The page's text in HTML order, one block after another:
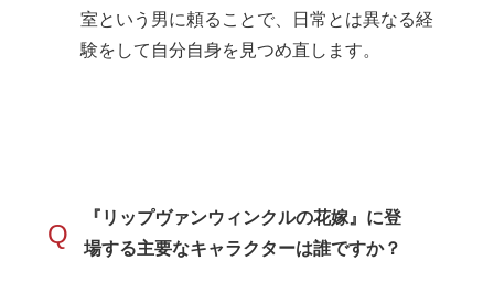
室という男に頼ることで、日常とは異なる経
験をして自分自身を見つめ直します。
Q
『リップヴァンウィンクルの花嫁』に登
場する主要なキャラクターは誰ですか？